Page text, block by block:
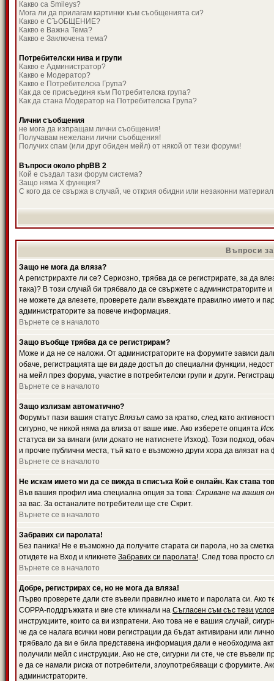
Какво са Smileys?
Мога ли да прилагам картинки към съобщенията си?
Какво е СЪОБЩЕНИЕ?
Какво е Важна Тема?
Какво е Заключена тема?
Потребителски нива и групи
Какво е Администратор?
Какво е Модератор?
Какво е Потребителска Група?
Как да се присъединя към Потребителска група?
Как да стана Модератор на Потребителска Група?
Лични съобщения
не мога да изпращам лични съобщения!
Получавам нежелани лични съобщения!
Получих спам (или друг обиден мейл) от някой от тези форуми!
Въпроси около phpBB 2
Кой е създал тази форум система?
Защо няма X функция?
С кого да се свържа в случай, че открия обидни или незаконни
Въпроси
Защо не мога да вляза?
А регистрирахте ли се? Сериозно, трябва да се регистрирате, за да
така)? В този случай би трябвало да се свържете с администраторите
не можете да влезете, проверете дали въвеждате правилно името и
администраторите за повече информация.
Върнете се в началото
Защо въобще трябва да се регистрирам?
Може и да не се наложи. От администраторите на форумите зависи
обаче, регистрацията ще ви даде достъп до специални функции,
на мейл през форума, участие в потребителски групи и други.
Върнете се в началото
Защо излизам автоматично?
Форумът пази вашия статус Влязъл само за кратко, след като
сигурно, че никой няма да влиза от ваше име. Ако изберете опцията
статуса ви за винаги (или докато не натиснете Изход). Този подход,
и прочие публични места, тъй като е възможно други хора да влязат
Върнете се в началото
Не искам името ми да се вижда в списъка Кой е онлайн. Как става
Във вашия профил има специална опция за това: Скриване на вашия
за вас. За останалите потребители ще сте Скрит.
Върнете се в началото
Забравих си паролата!
Без паника! Не е възможно да получите старата си парола, но за
отидете на Вход и кликнете Забравих си паролата!. След това просто
Върнете се в началото
Добре, регистрирах се, но не мога да вляза!
Първо проверете дали сте въвели правилно името и паролата си. Ако
COPPA-поддръжката и вие сте кликнали на Съгласен съм със тези
инструкциите, които са ви изпратени. Ако това не е вашия случай,
че да се налага всички нови регистрации да бъдат активирани или
трябвало да ви е била представена информация дали е необходима
получили мейл с инструкции. Ако не сте, сигурни ли сте, че сте
е да се намали риска от потребители, злоупотребяващи с форумите.
администраторите.